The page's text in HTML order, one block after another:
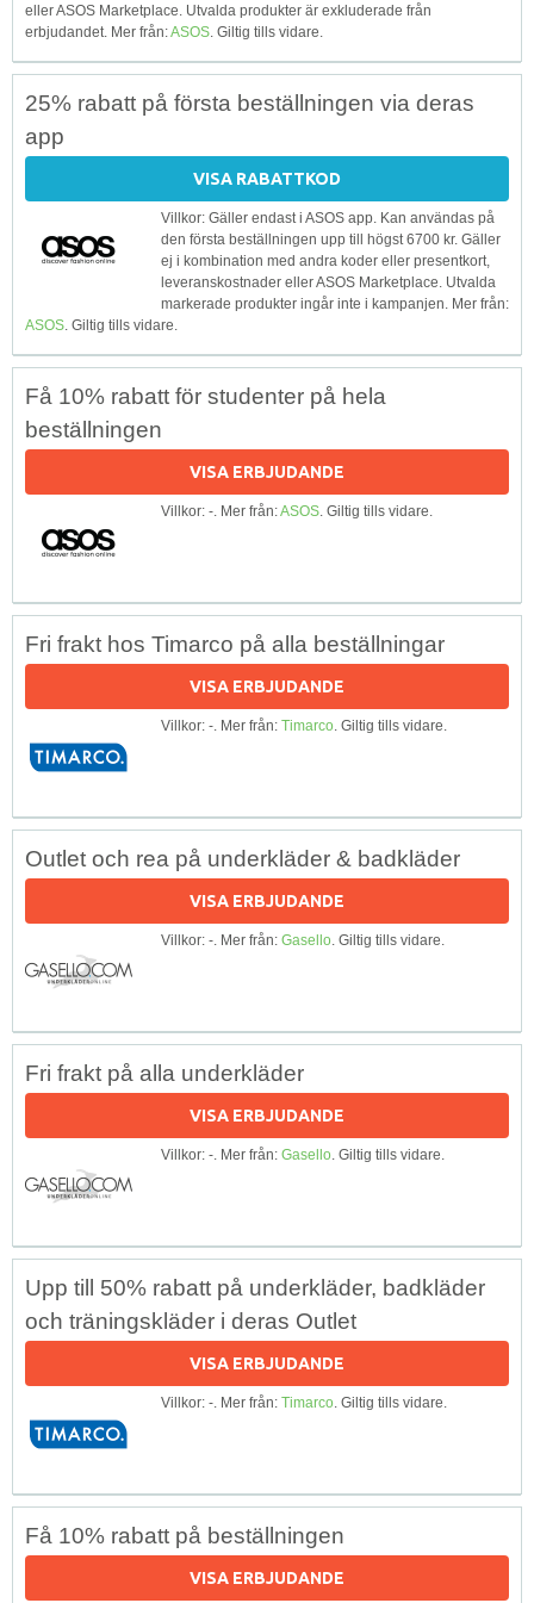
eller ASOS Marketplace. Utvalda produkter är exkluderade från
erbjudandet. Mer från:ASOS. Giltig tills vidare.
25% rabatt på första beställningen via deras
app
VISA RABATTKOD
Villkor: Gäller endast i ASOS app. Kan användas på
den första beställningen upp till högst 6700 kr. Gäller
ej i kombination med andra koder eller presentkort,
leveranskostnader eller ASOS Marketplace. Utvalda
markerade produkter ingår inte i kampanjen. Mer från:
ASOS. Giltig tills vidare.
Få 10% rabatt för studenter på hela
beställningen
VISA ERBJUDANDE
Villkor: -. Mer från:ASOS. Giltig tills vidare.
Fri frakt hos Timarco på alla beställningar
VISA ERBJUDANDE
Villkor: -. Mer från: Timarco. Giltig tills vidare.
Outlet och rea på underkläder & badkläder
VISA ERBJUDANDE
Villkor: -. Mer från: Gasello. Giltig tills vidare.
Fri frakt på alla underkläder
VISA ERBJUDANDE
Villkor: -. Mer från: Gasello. Giltig tills vidare.
Upp till 50% rabatt på underkläder, badkläder
och träningskläder i deras Outlet
VISA ERBJUDANDE
Villkor: -. Mer från: Timarco. Giltig tills vidare.
Få 10% rabatt på beställningen
VISA ERBJUDANDE